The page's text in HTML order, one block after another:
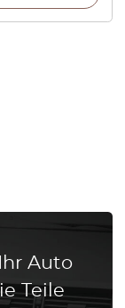
Auto
Teile